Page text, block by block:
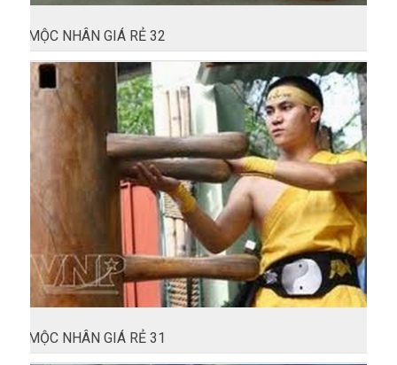
MỘC NHÂN GIÁ RẺ 32
MỘC NHÂN GIÁ RẺ 31